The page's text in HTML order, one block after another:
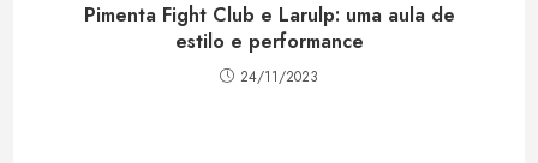
Pimenta Fight Club e Larulp: uma aula de
estilo e performance
24/11/2023